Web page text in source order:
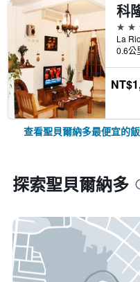
科
3星
0.6公
查看聖貝爾納多最便宜的
探索聖貝爾納多